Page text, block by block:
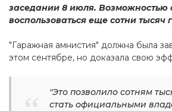
заседании 8 июля. Возможностью
воспользоваться еще сотни тысяч
"Гаражная амнистия" должна была
этом сентябре, но доказала свою
"Это позволило сотням
стать официальными